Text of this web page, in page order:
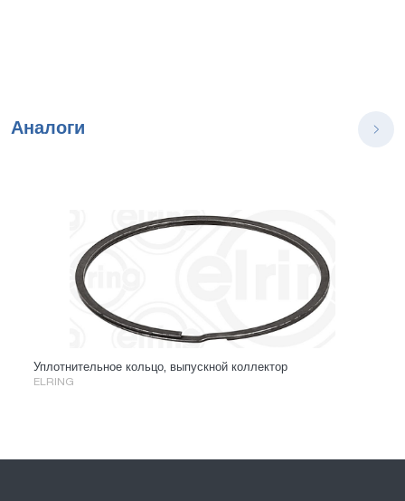
Аналоги
Уплотнительное кольцо, выпускной коллектор
ELRING